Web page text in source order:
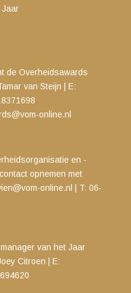
Jaar
de Overheidsawards
van Steijn | E:
online.nl
en -
opnemen met
online.nl
T: 06-
van het Jaar
Citroen | E: